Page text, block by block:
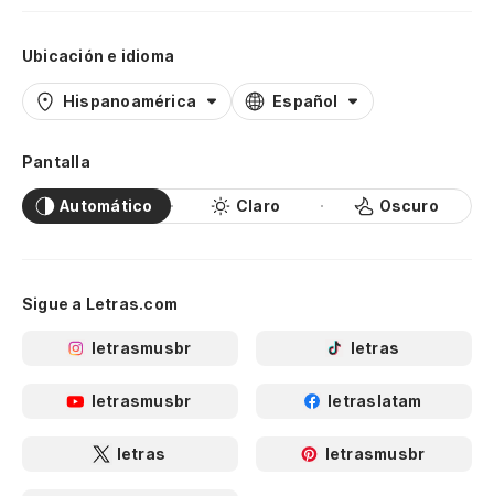
Ubicación e idioma
Hispanoamérica Español
Pantalla
Automático Claro Oscuro
Sigue a Letras.com
letrasmusbr letras
letrasmusbr letraslatam
letras letrasmusbr